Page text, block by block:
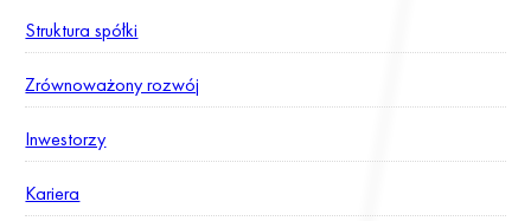
Struktura spółki
Zrównoważony rozwój
Inwestorzy
Kariera